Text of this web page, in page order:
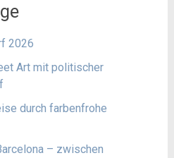
2026
Art mit politischer
durch farbenfrohe
– zwischen